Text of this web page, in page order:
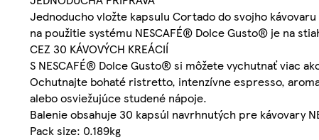
Jednoducho vložte kapsulu Cortado do svojho
na použitie systému NESCAFÉ® Dolce Gusto® je na
CEZ 30 KÁVOVÝCH KREÁCIÍ
S NESCAFÉ® Dolce Gusto® si môžete vychutnať viac
Ochutnajte bohaté ristretto, intenzívne espresso,
alebo osviežujúce studené nápoje.
Balenie obsahuje 30 kapsúl navrhnutých pre kávovary
Pack size: 0.189kg